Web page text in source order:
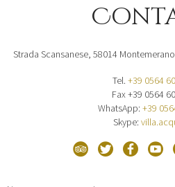
Strada Scansanese, 58014
Tel. +39 0564
Fax +39 0564
WhatsApp: +39
Skype: